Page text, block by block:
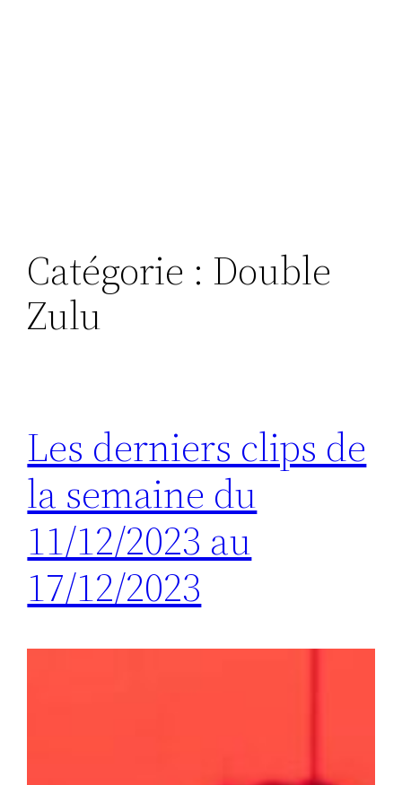
Catégorie : Double
Zulu
Les derniers clips de
la semaine du
11/12/2023 au
17/12/2023